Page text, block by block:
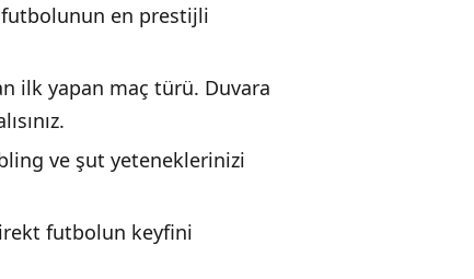
en prestijli
ilk yapan maç türü. Duvara
ve şut yeteneklerinizi
futbolun keyfini